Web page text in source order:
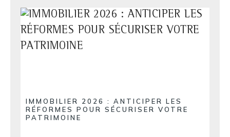
IMMOBILIER 2026 : ANTICIPER LES
RÉFORMES POUR SÉCURISER VOTRE
PATRIMOINE